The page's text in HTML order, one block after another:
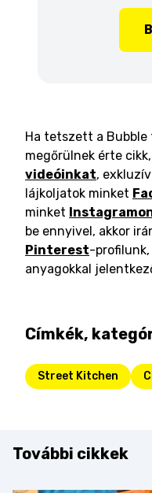
Ha tetszett a Bubble
megőrülnek érte
videóinkat,
lájkoljatok minket
minket
be ennyivel, akkor
Pinterest-
anyagokkal
Címkék,
Street Kitchen
További cikkek